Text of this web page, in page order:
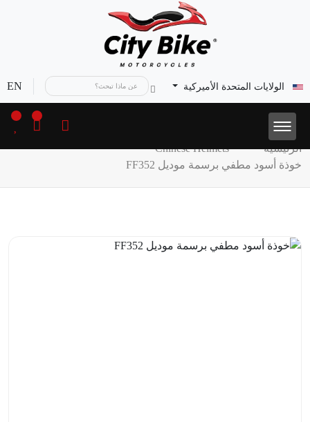
الولايات المتحدة الأميركية EN
الرئيسية
Chinese Helmets
خوذة أسود مطفي برسمة موديل FF352